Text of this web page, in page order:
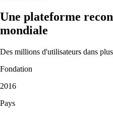
Une plateforme
mondiale
Des millions d'utilisateurs dans
Fondation
2016
Pays